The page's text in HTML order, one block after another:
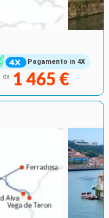
Pagamento in 4X
da 1 465 €